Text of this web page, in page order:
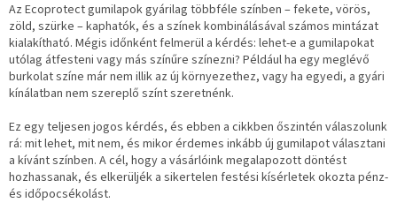
Az Ecoprotect gumilapok gyárilag többféle színben – fekete, vörös,
zöld, szürke – kaphatók, és a színek kombinálásával számos mintázat
kialakítható. Mégis időnként felmerül a kérdés: lehet-e a gumilapokat
utólag átfesteni vagy más színűre színezni? Például ha egy meglévő
burkolat színe már nem illik az új környezethez, vagy ha egyedi, a gyári
kínálatban nem szereplő színt szeretnénk.
Ez egy teljesen jogos kérdés, és ebben a cikkben őszintén válaszolunk
rá: mit lehet, mit nem, és mikor érdemes inkább új gumilapot választani
a kívánt színben. A cél, hogy a vásárlóink megalapozott döntést
hozhassanak, és elkerüljék a sikertelen festési kísérletek okozta pénz-
és időpocsékolást.